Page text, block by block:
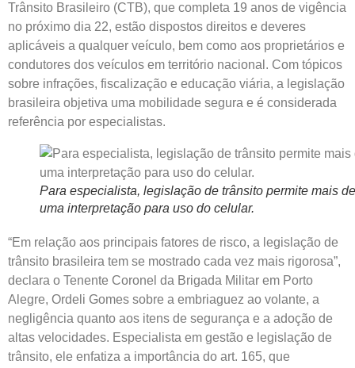
Trânsito Brasileiro (CTB), que completa 19 anos de vigência
no próximo dia 22, estão dispostos direitos e deveres
aplicáveis a qualquer veículo, bem como aos proprietários e
condutores dos veículos em território nacional. Com tópicos
sobre infrações, fiscalização e educação viária, a legislação
brasileira objetiva uma mobilidade segura e é considerada
referência por especialistas.
Para especialista, legislação de trânsito permite mais de
uma interpretação para uso do celular.
“Em relação aos principais fatores de risco, a legislação de
trânsito brasileira tem se mostrado cada vez mais rigorosa”,
declara o Tenente Coronel da Brigada Militar em Porto
Alegre, Ordeli Gomes sobre a embriaguez ao volante, a
negligência quanto aos itens de segurança e a adoção de
altas velocidades. Especialista em gestão e legislação de
trânsito, ele enfatiza a importância do art. 165, que